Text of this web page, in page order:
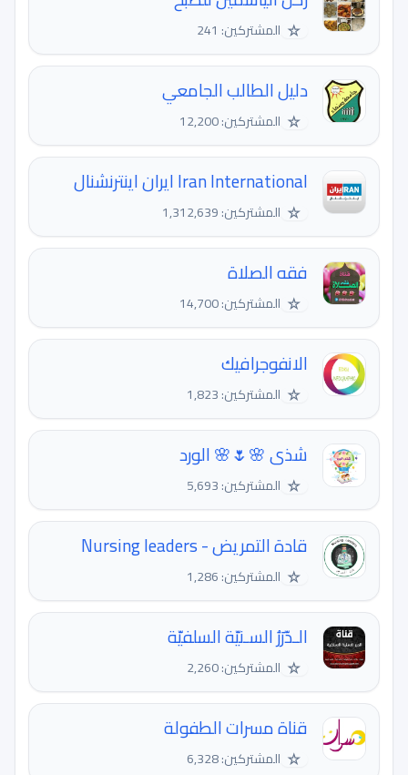
☆ المشتركين: 241
دليل الطالب الجامعي
☆ المشتركين: 12,200
Iran International ایران اینترنشنال
☆ المشتركين: 1,312,639
فقه الصلاة
☆ المشتركين: 14,700
الانفوجرافيك
☆ المشتركين: 1,823
شذى 🌸🌷🌸 الورد
☆ المشتركين: 5,693
قادة التمريض - Nursing leaders
☆ المشتركين: 1,286
الـدّرَرُ السـنيّة السلفيّة
☆ المشتركين: 2,260
قناة مسرات الطفولة
☆ المشتركين: 6,328